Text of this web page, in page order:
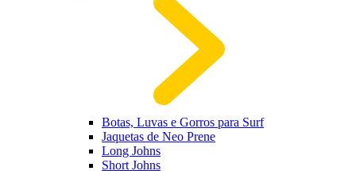
Botas, Luvas e Gorros para Surf
Jaquetas de Neo Prene
Long Johns
Short Johns